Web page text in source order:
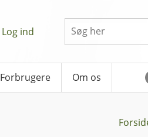
Log ind
Forbrugere Om os